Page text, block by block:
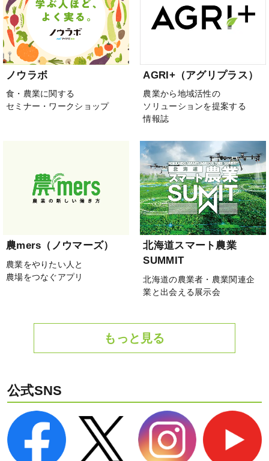
ノウラボ
食・農業に関する
セミナー・ワークショップ
AGRI+（アグリプラス）
農業から地域活性の
ソリューションを提案する
情報誌
農mers（ノウマーズ）
農業をやりたい人と
農場をつなぐアプリ
北海道スマート農業
SUMMIT
北海道の農業者・農業関連企
業と出会える展示会
もっと見る
公式SNS